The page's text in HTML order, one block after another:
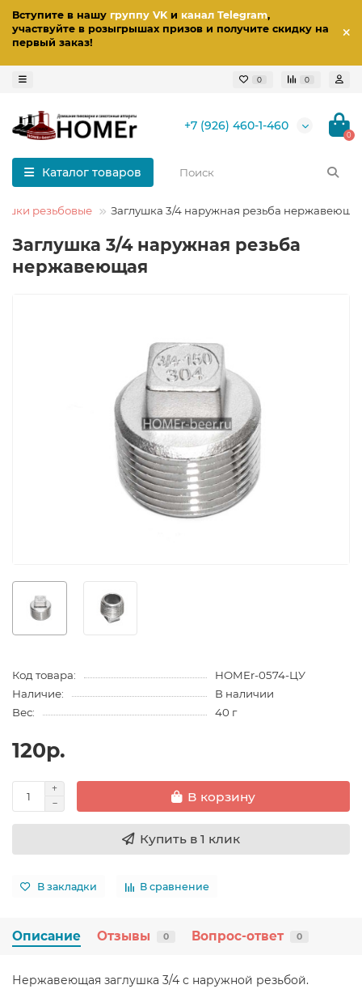
Вступите в нашу группу VKи канал Telegram,
участвуйте в розыгрышах призов и получите скидку на
первый заказ!
0 0
+7 (926) 460-1-460
0
Каталог товаров
резьбовые Заглушка 3/4 наружная резьба
Заглушка 3/4 наружная резьба
нержавеющая
Код товара:
HOMEr-0574-ЦУ
Наличие:
В наличии
Вес:
40 г
120р.
В корзину
Купить в 1 клик
В закладки В сравнение
Описание Отзывы 0 Вопрос-ответ 0
Нержавеющая заглушка 3/4 с наружной резьбой.